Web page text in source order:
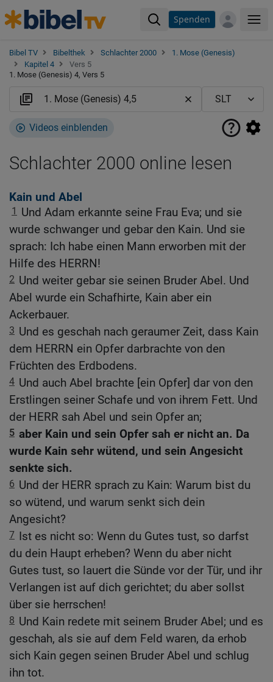
Spenden
Bibel TV Bibelthek Schlachter 2000
1. Mose (Genesis)
Kapitel 4
Vers 5
1. Mose (Genesis) 4, Vers 5
Videos einblenden
Schlachter 2000 online lesen
Kain und Abel
1
Und Adam erkannte seine Frau Eva; und sie
wurde schwanger und gebar den Kain. Und sie
sprach: Ich habe einen Mann erworben mit der
Hilfe des HERRN!
2 Und weiter gebar sie seinen Bruder Abel. Und
Abel wurde ein Schafhirte, Kain aber ein
Ackerbauer.
3 Und es geschah nach geraumer Zeit, dass Kain
dem HERRN ein Opfer darbrachte von den
Früchten des Erdbodens.
4 Und auch Abel brachte [ein Opfer] dar von den
Erstlingen seiner Schafe und von ihrem Fett. Und
der HERR sah Abel und sein Opfer an;
5 aber Kain und sein Opfer sah er nicht an. Da
wurde Kain sehr wütend, und sein Angesicht
senkte sich.
6 Und der HERR sprach zu Kain: Warum bist du
so wütend, und warum senkt sich dein
Angesicht?
7 Ist es nicht so: Wenn du Gutes tust, so darfst
du dein Haupt erheben? Wenn du aber nicht
Gutes tust, so lauert die Sünde vor der Tür, und ihr
Verlangen ist auf dich gerichtet; du aber sollst
über sie herrschen!
8 Und Kain redete mit seinem Bruder Abel; und es
geschah, als sie auf dem Feld waren, da erhob
sich Kain gegen seinen Bruder Abel und schlug
ihn tot.